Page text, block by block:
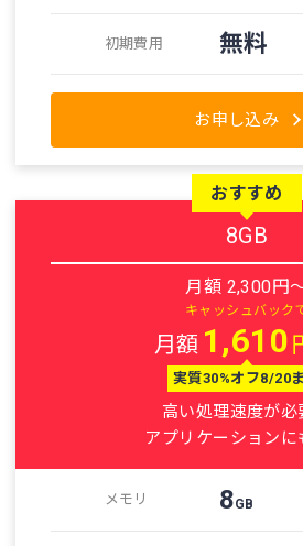
初期費用 無料
お申し込み
8GB
おすすめ
月額 2,300円
キャッシュバック
月額 1,610
実質30%オフ8/20
高い処理速度が必
アプリケーションに
メモリ 8GB